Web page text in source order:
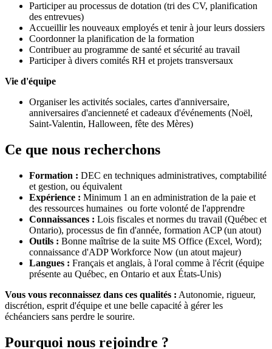
Participer au processus de dotation (tri des CV, planification
des entrevues)
Accueillir les nouveaux employés et tenir à jour leurs dossiers
Coordonner la planification de la formation
Contribuer au programme de santé et sécurité au travail
Participer à divers comités RH et projets transversaux
Vie d'équipe
Organiser les activités sociales, cartes d'anniversaire,
anniversaires d'ancienneté et cadeaux d'événements (Noël,
Saint-Valentin, Halloween, fête des Mères)
Ce que nous recherchons
Formation : DEC en techniques administratives, comptabilité
et gestion, ou équivalent
Expérience : Minimum 1 an en administration de la paie et
des ressources humaines ou forte volonté de l'apprendre
Connaissances : Lois fiscales et normes du travail (Québec et
Ontario), processus de fin d'année, formation ACP (un atout)
Outils : Bonne maîtrise de la suite MS Office (Excel, Word);
connaissance d'ADP Workforce Now (un atout majeur)
Langues : Français et anglais, à l'oral comme à l'écrit (équipe
présente au Québec, en Ontario et aux États-Unis)
Vous vous reconnaissez dans ces qualités : Autonomie, rigueur,
discrétion, esprit d'équipe et une belle capacité à gérer les
échéanciers sans perdre le sourire.
Pourquoi nous rejoindre ?